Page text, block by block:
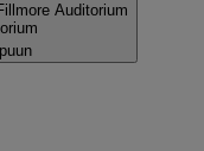
Auditorium